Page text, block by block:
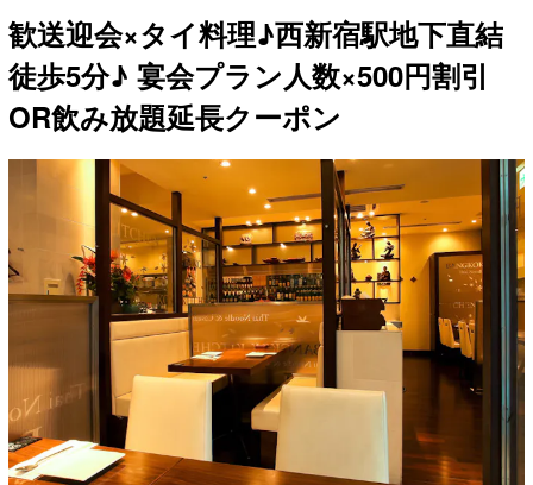
歓送迎会×タイ料理♪西新宿駅地下直結
徒歩5分♪ 宴会プラン人数×500円割引
OR飲み放題延長クーポン